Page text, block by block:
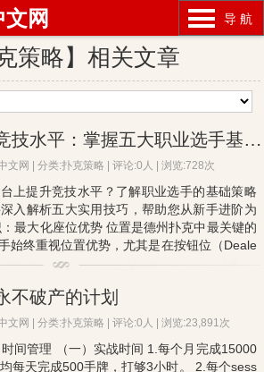
导 航
网
策略】相关文章
提升扑克竞技水平：掌握五大职业选手基础策略 | 扑克之星教学指南
文网 | 分类:扑克策略 | 评论:0人 | 浏览:728次
上提升竞技水平？了解职业选手的基础策略
入解析五大实用技巧，帮助您从新手进阶为
最大化座位优势 位置是德州扑克中最关键的
始终重视位置优势，尤其是在按钮位（Deale
Position）时...
不破产的计划
文网 | 分类:扑克策略 | 评论:0人 | 浏览:23,891次
间管理 （一）实战时间 1.每个月完成15000
每天完成500手牌，打够3小时。 2.每个sess